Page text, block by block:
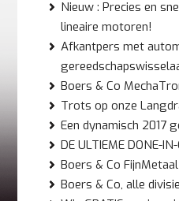
Nieuw : Precies en
lineaire motoren!
Afkantpers met
Boers & Co
Trots op onze
Een dynamisch 2017
DE ULTIEME DONE-
Boers & Co
Boers & Co, alle